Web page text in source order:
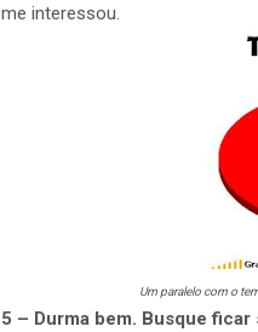
me interessou.
Um paralelo com o
5 – Durma bem. Busque